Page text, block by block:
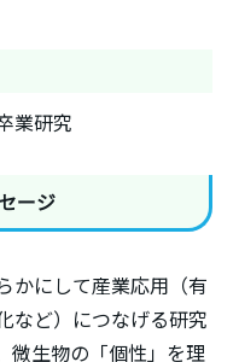
業研究
ージ
かにして産業応用（有
など）につなげる研究
微生物の「個性」を理